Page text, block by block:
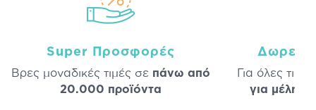
Super Προσφορές
Βρες μοναδικές τιμές σε πάνω από
20.000 προϊόντα
Δωρεάν
Για όλες τις
για μέλη